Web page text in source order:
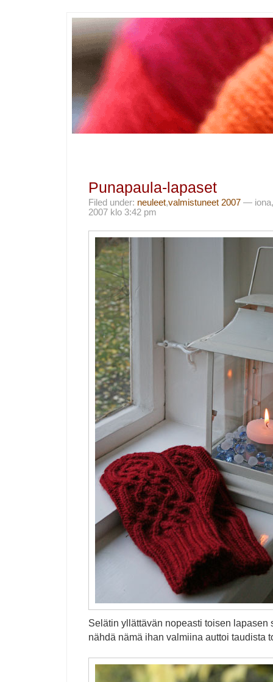
Punapaula-lapaset
Filed under: neuleet,valmistuneet 2007 —
2007 klo 3:42 pm
Selätin yllättävän nopeasti toisen lapasen
nähdä nämä ihan valmiina auttoi taudista